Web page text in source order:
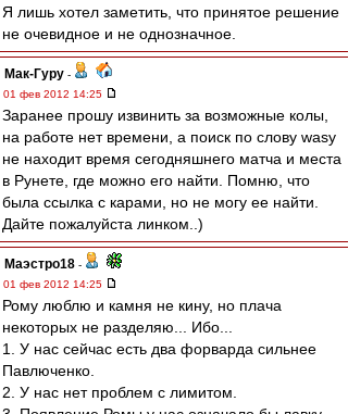
Я лишь хотел заметить, что принятое решение
не очевидное и не однозначное.
Мак-Гуру -
01 фев 2012 14:25
Заранее прошу извинить за возможные колы,
на работе нет времени, а поиск по слову wasy
не находит время сегодняшнего матча и места
в Рунете, где можно его найти. Помню, что
была ссылка с карами, но не могу ее найти.
Дайте пожалуйста линком..)
Маэстро18 -
01 фев 2012 14:25
Рому люблю и камня не кину, но плача
некоторых не разделяю... Ибо...
1. У нас сейчас есть два форварда сильнее
Павлюченко.
2. У нас нет проблем с лимитом.